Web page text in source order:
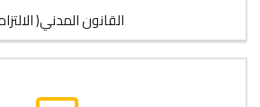
القانون المدني(